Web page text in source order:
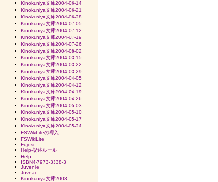
Kinokuniya文庫2004-06-14
Kinokuniya文庫2004-06-21
Kinokuniya文庫2004-06-28
Kinokuniya文庫2004-07-05
Kinokuniya文庫2004-07-12
Kinokuniya文庫2004-07-19
Kinokuniya文庫2004-07-26
Kinokuniya文庫2004-08-02
Kinokuniya文庫2004-03-15
Kinokuniya文庫2004-03-22
Kinokuniya文庫2004-03-29
Kinokuniya文庫2004-04-05
Kinokuniya文庫2004-04-12
Kinokuniya文庫2004-04-19
Kinokuniya文庫2004-04-26
Kinokuniya文庫2004-05-03
Kinokuniya文庫2004-05-10
Kinokuniya文庫2004-05-17
Kinokuniya文庫2004-05-24
FSWikiLiteの導入
FSWikiLite
Fujosi
Help-記述ルール
Help
ISBN4-7973-3338-3
Juvenile
Juvnail
Kinokuniya文庫2003